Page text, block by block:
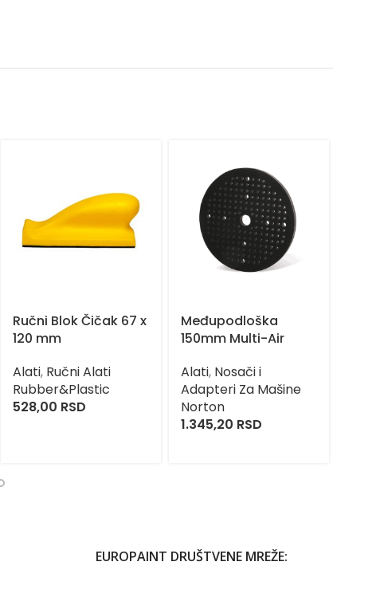
Ručni Blok Čičak 67 x
120 mm
Alati, Ručni Alati
Rubber&Plastic
528,00 RSD
Međupodloška
150mm Multi-Air
Alati, Nosači i
Adapteri Za Mašine
Norton
1.345,20 RSD
EUROPAINT DRUŠTVENE MREŽE: